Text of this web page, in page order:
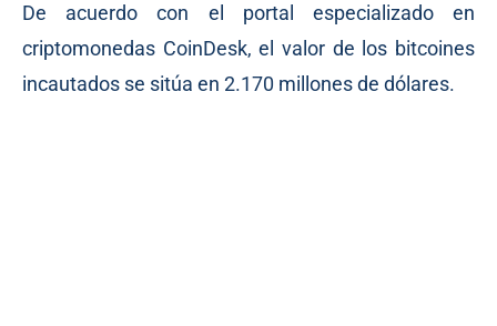
De acuerdo con el portal especializado en
criptomonedas CoinDesk, el valor de los bitcoines
incautados se sitúa en 2.170 millones de dólares.